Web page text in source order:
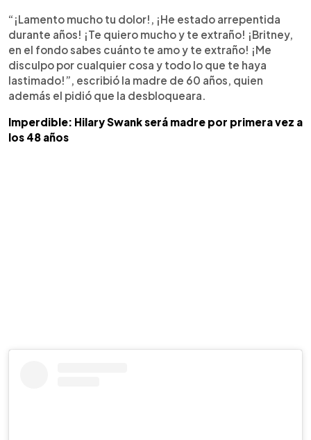
“¡Lamento mucho tu dolor!, ¡He estado arrepentida
durante años! ¡Te quiero mucho y te extraño! ¡Britney,
en el fondo sabes cuánto te amo y te extraño! ¡Me
disculpo por cualquier cosa y todo lo que te haya
lastimado!”, escribió la madre de 60 años, quien
además el pidió que la desbloqueara.
Imperdible: Hilary Swank será madre por primera vez a
los 48 años